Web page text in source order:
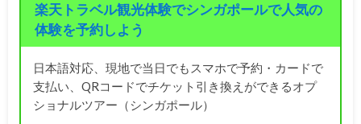
楽天トラベル観光体験でシンガポールで人気の
体験を予約しよう
日本語対応、現地で当日でもスマホで予約・カードで
支払い、QRコードでチケット引き換えができるオプ
ショナルツアー（シンガポール）